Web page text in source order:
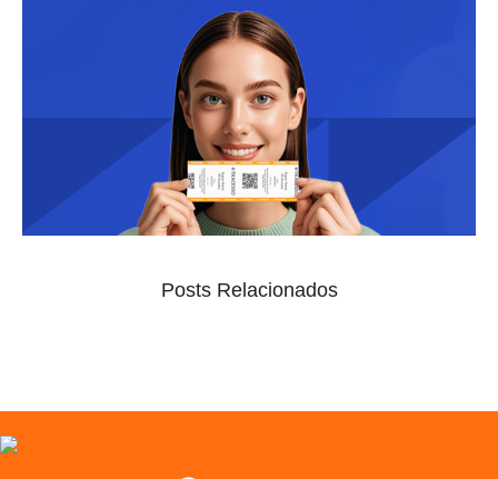
Posts Relacionados